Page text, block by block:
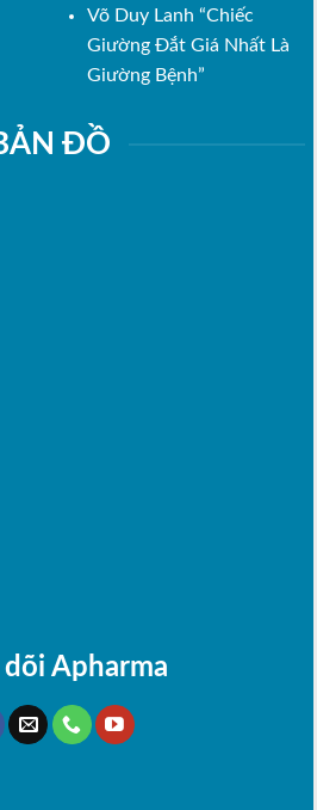
Võ Duy Lanh “Chiếc
Giường Đắt Giá Nhất Là
Giường Bệnh”
ĐỒ
Apharma